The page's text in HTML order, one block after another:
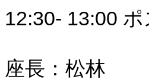
12:30- 13:00
座長：松林